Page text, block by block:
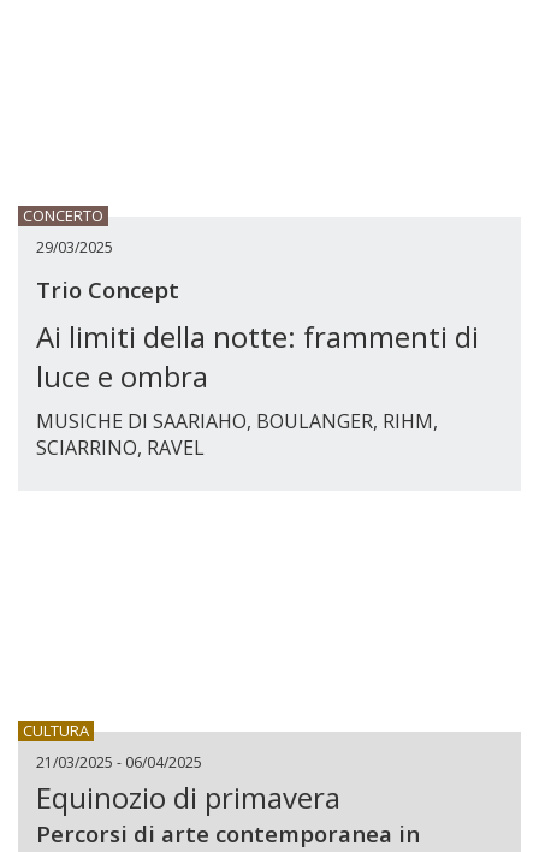
CONCERTO
29/03/2025
Trio Concept
Ai limiti della notte: frammenti di
luce e ombra
MUSICHE DI SAARIAHO, BOULANGER, RIHM,
SCIARRINO, RAVEL
CULTURA
21/03/2025 - 06/04/2025
Equinozio di primavera
Percorsi di arte contemporanea in